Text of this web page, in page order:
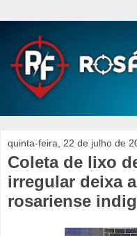
quinta-feira, 22 de julho de
Coleta de lixo
irregular deixa
rosariense